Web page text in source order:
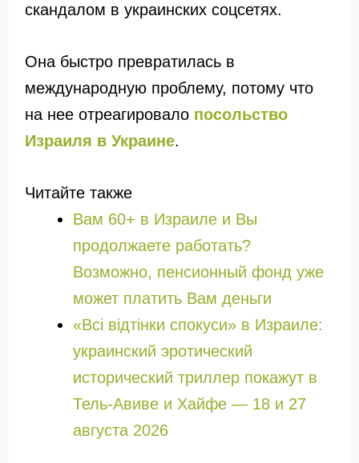
скандалом в украинских соцсетях.
Она быстро превратилась в
международную проблему, потому что
на нее отреагировало посольство
Израиля в Украине.
Читайте также
Вам 60+ в Израиле и Вы
продолжаете работать?
Возможно, пенсионный фонд уже
может платить Вам деньги
«Всі відтінки спокуси» в Израиле:
украинский эротический
исторический триллер покажут в
Тель-Авиве и Хайфе — 18 и 27
августа 2026